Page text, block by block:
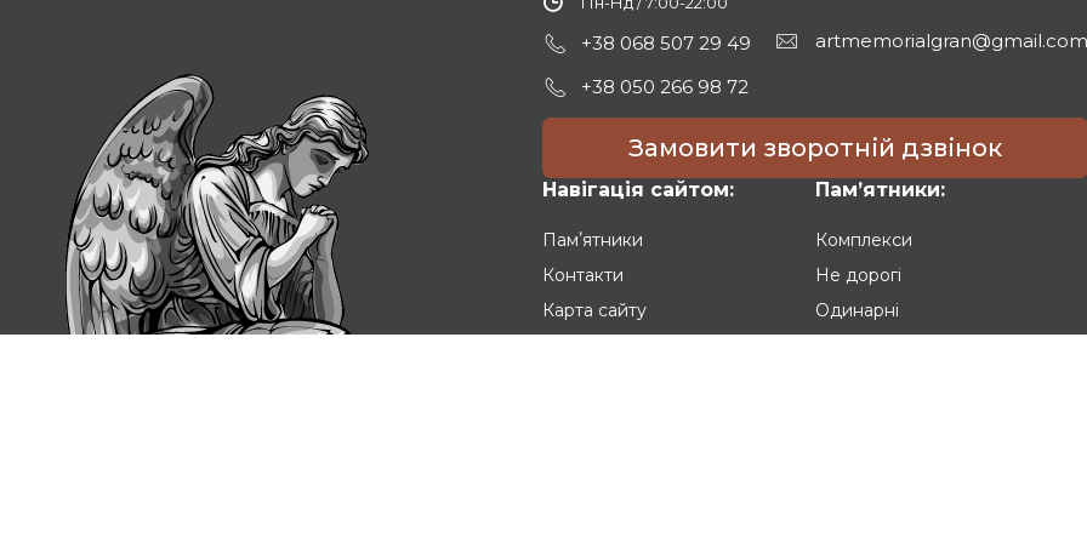
+38 068 507 29 49
+38 050 266 98 72
artmemorialgran@gmail.com
Замовити зворотній дзвінок
Навігація сайтом:
Памʼятники
Контакти
Карта сайту
Памʼятники:
Комплекси
Не дорогі
Одинарні